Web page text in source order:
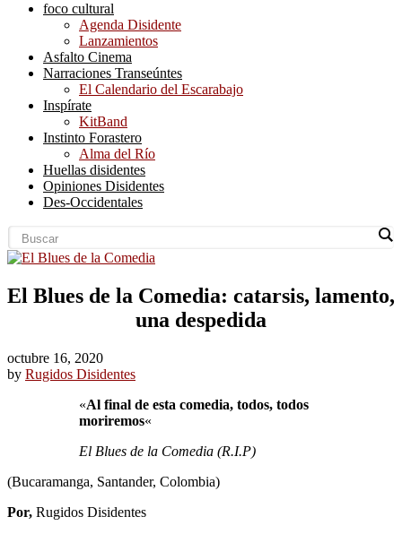
foco cultural
Agenda Disidente
Lanzamientos
Asfalto Cinema
Narraciones Transeúntes
El Calendario del Escarabajo
Inspírate
KitBand
Instinto Forastero
Alma del Río
Huellas disidentes
Opiniones Disidentes
Des-Occidentales
El Blues de la Comedia: catarsis, lamento,
una despedida
octubre 16, 2020
by Rugidos Disidentes
«Al final de esta comedia, todos, todos
moriremos«
El Blues de la Comedia (R.I.P)
(Bucaramanga, Santander, Colombia)
Por, Rugidos Disidentes